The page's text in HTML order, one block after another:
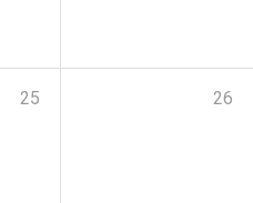
25 26